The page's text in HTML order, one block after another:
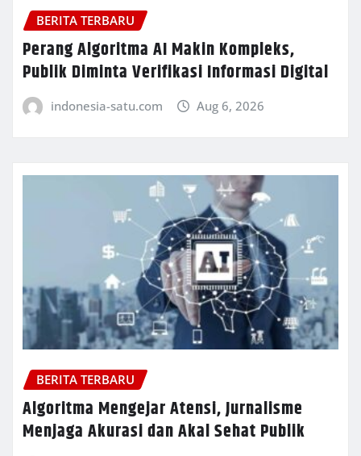
BERITA TERBARU
Perang Algoritma AI Makin Kompleks,
Publik Diminta Verifikasi Informasi Digital
indonesia-satu.com Aug 6, 2026
BERITA TERBARU
Algoritma Mengejar Atensi, Jurnalisme
Menjaga Akurasi dan Akal Sehat Publik